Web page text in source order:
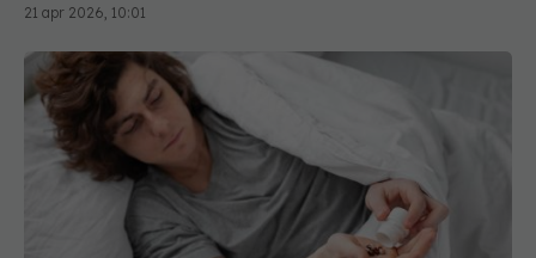
21 apr 2026, 10:01